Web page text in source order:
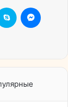
Skype